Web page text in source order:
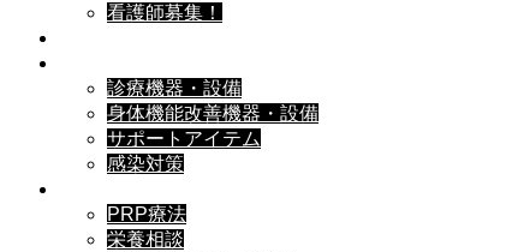
看護師募集！
診療機器・設備
身体機能改善機器・設備
サポートアイテム
感染対策
PRP療法
栄養相談